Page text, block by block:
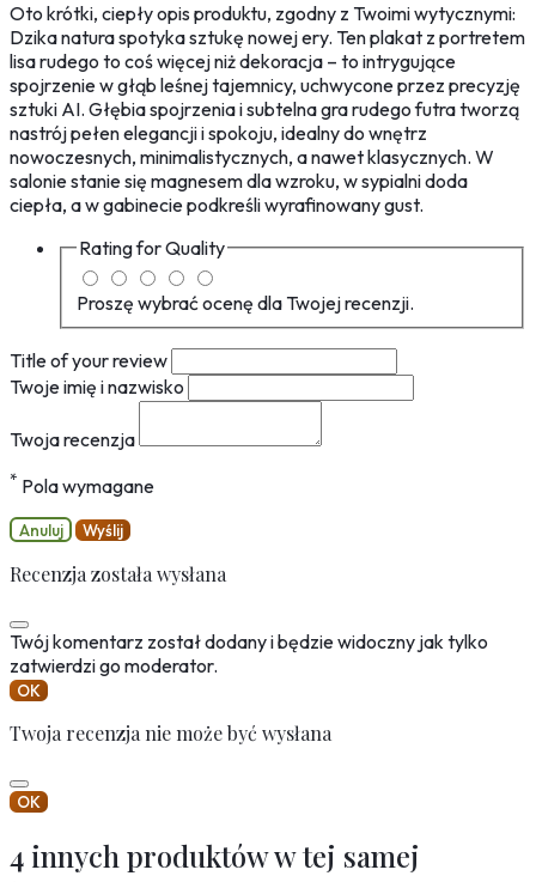
Oto krótki, ciepły opis produktu, zgodny z Twoimi wytycznymi:
Dzika natura spotyka sztukę nowej ery. Ten plakat z portretem
lisa rudego to coś więcej niż dekoracja – to intrygujące
spojrzenie w głąb leśnej tajemnicy, uchwycone przez precyzję
sztuki AI. Głębia spojrzenia i subtelna gra rudego futra tworzą
nastrój pełen elegancji i spokoju, idealny do wnętrz
nowoczesnych, minimalistycznych, a nawet klasycznych. W
salonie stanie się magnesem dla wzroku, w sypialni doda
ciepła, a w gabinecie podkreśli wyrafinowany gust.
Rating forQuality
Proszę wybrać ocenę dla Twojej recenzji.
Title of your review
Twoje imię i nazwisko
Twoja recenzja
* Pola wymagane
Anuluj Wyślij
Recenzja została wysłana
Twój komentarz został dodany i będzie widoczny jak tylko
zatwierdzi go moderator.
OK
Twoja recenzja nie może być wysłana
OK
4 innych produktów w tej samej